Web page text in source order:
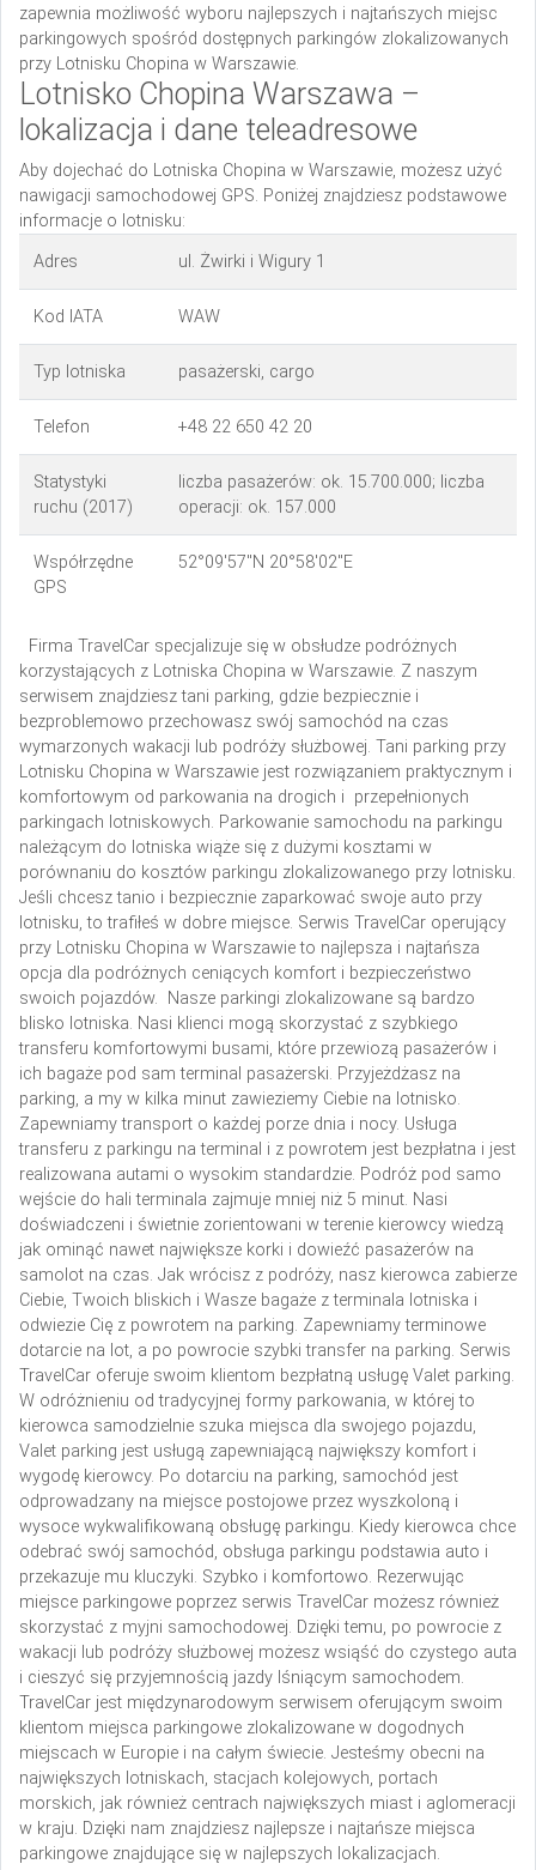
zapewnia możliwość wyboru najlepszych i najtańszych miejsc
parkingowych spośród dostępnych parkingów zlokalizowanych
przy Lotnisku Chopina w Warszawie.
Lotnisko Chopina Warszawa –
lokalizacja i dane teleadresowe
Aby dojechać do Lotniska Chopina w Warszawie, możesz użyć
nawigacji samochodowej GPS. Poniżej znajdziesz podstawowe
informacje o lotnisku:
Adres
ul. Żwirki i Wigury 1
Kod IATA WAW
Typ lotniska pasażerski, cargo
Telefon +48 22 650 42 20
Statystyki
ruchu (2017)
liczba pasażerów: ok. 15.700.000; liczba
operacji: ok. 157.000
Współrzędne
GPS
52°09′57″N 20°58′02″E
Firma TravelCar specjalizuje się w obsłudze podróżnych
korzystających z Lotniska Chopina w Warszawie. Z naszym
serwisem znajdziesz tani parking, gdzie bezpiecznie i
bezproblemowo przechowasz swój samochód na czas
wymarzonych wakacji lub podróży służbowej. Tani parking przy
Lotnisku Chopina w Warszawie jest rozwiązaniem praktycznym i
komfortowym od parkowania na drogich i przepełnionych
parkingach lotniskowych. Parkowanie samochodu na parkingu
należącym do lotniska wiąże się z dużymi kosztami w
porównaniu do kosztów parkingu zlokalizowanego przy lotnisku.
Jeśli chcesz tanio i bezpiecznie zaparkować swoje auto przy
lotnisku, to trafiłeś w dobre miejsce. Serwis TravelCar operujący
przy Lotnisku Chopina w Warszawie to najlepsza i najtańsza
opcja dla podróżnych ceniących komfort i bezpieczeństwo
swoich pojazdów. Nasze parkingi zlokalizowane są bardzo
blisko lotniska. Nasi klienci mogą skorzystać z szybkiego
transferu komfortowymi busami, które przewiozą pasażerów i
ich bagaże pod sam terminal pasażerski. Przyjeżdżasz na
parking, a my w kilka minut zawieziemy Ciebie na lotnisko.
Zapewniamy transport o każdej porze dnia i nocy. Usługa
transferu z parkingu na terminal i z powrotem jest bezpłatna i jest
realizowana autami o wysokim standardzie. Podróż pod samo
wejście do hali terminala zajmuje mniej niż 5 minut. Nasi
doświadczeni i świetnie zorientowani w terenie kierowcy wiedzą
jak ominąć nawet największe korki i dowieźć pasażerów na
samolot na czas. Jak wrócisz z podróży, nasz kierowca zabierze
Ciebie, Twoich bliskich i Wasze bagaże z terminala lotniska i
odwiezie Cię z powrotem na parking. Zapewniamy terminowe
dotarcie na lot, a po powrocie szybki transfer na parking. Serwis
TravelCar oferuje swoim klientom bezpłatną usługę Valet parking.
W odróżnieniu od tradycyjnej formy parkowania, w której to
kierowca samodzielnie szuka miejsca dla swojego pojazdu,
Valet parking jest usługą zapewniającą największy komfort i
wygodę kierowcy. Po dotarciu na parking, samochód jest
odprowadzany na miejsce postojowe przez wyszkoloną i
wysoce wykwalifikowaną obsługę parkingu. Kiedy kierowca chce
odebrać swój samochód, obsługa parkingu podstawia auto i
przekazuje mu kluczyki. Szybko i komfortowo. Rezerwując
miejsce parkingowe poprzez serwis TravelCar możesz również
skorzystać z myjni samochodowej. Dzięki temu, po powrocie z
wakacji lub podróży służbowej możesz wsiąść do czystego auta
i cieszyć się przyjemnością jazdy lśniącym samochodem.
TravelCar jest międzynarodowym serwisem oferującym swoim
klientom miejsca parkingowe zlokalizowane w dogodnych
miejscach w Europie i na całym świecie. Jesteśmy obecni na
największych lotniskach, stacjach kolejowych, portach
morskich, jak również centrach największych miast i aglomeracji
w kraju. Dzięki nam znajdziesz najlepsze i najtańsze miejsca
parkingowe znajdujące się w najlepszych lokalizacjach.